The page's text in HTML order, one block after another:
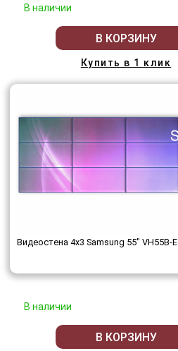
В наличии
В КОРЗИНУ
Купить в 1 клик
Видеостена 4x3 Samsung 55" VH55B-E
В наличии
В КОРЗИНУ